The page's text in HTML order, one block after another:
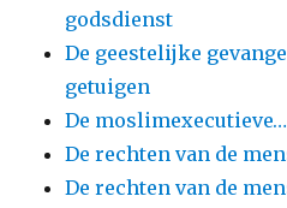
godsdienst
De geestelijke
getuigen
De moslimexecutieve…
De rechten van de
De rechten van de